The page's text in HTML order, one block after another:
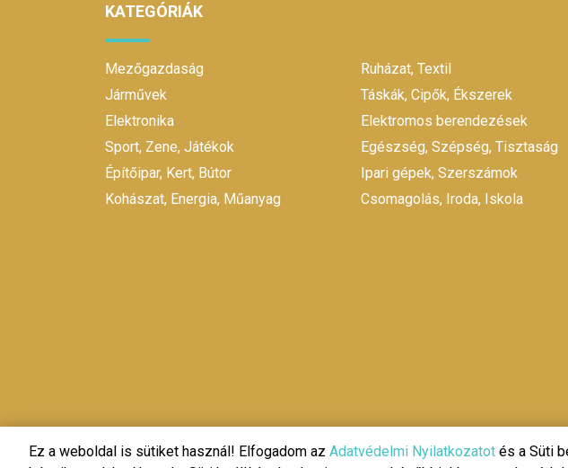
KATEGÓRIÁK
Mezőgazdaság
Járművek
Elektronika
Sport, Zene, Játékok
Építőipar, Kert, Bútor
Kohászat, Energia, Műanyag
Ruházat, Textil
Táskák, Cipők, Ékszerek
Elektromos berendezések
Egészség, Szépség, Tisztaság
Ipari gépek, Szerszámok
Csomagolás, Iroda, Iskola
Ez a weboldal is sütiket használ! Elfogadom az Adatvédelmi Nyilatkozatot és a Süti